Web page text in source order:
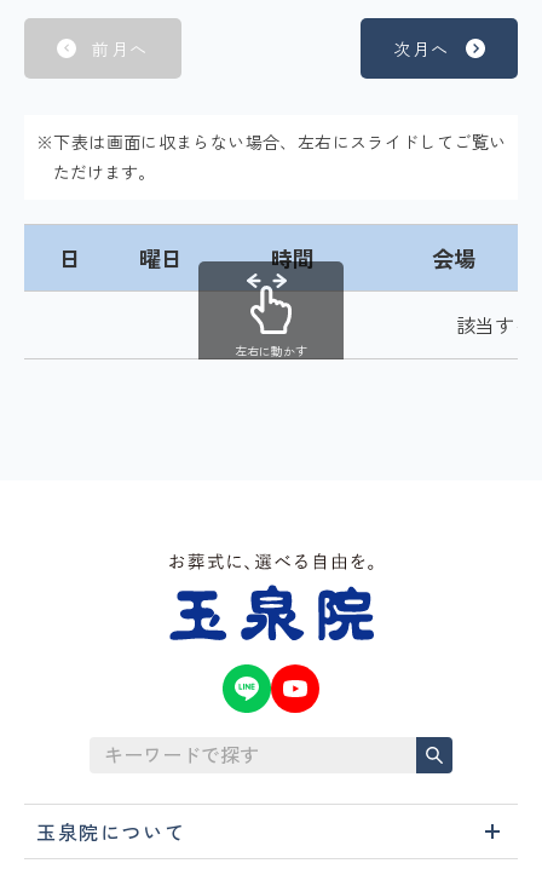
前月へ 次月へ
※下表は画面に収まらない場合、左右にスライドしてご覧い
ただけます。
日 曜日 時間 会場
該当する
左右に動かす
玉泉院について